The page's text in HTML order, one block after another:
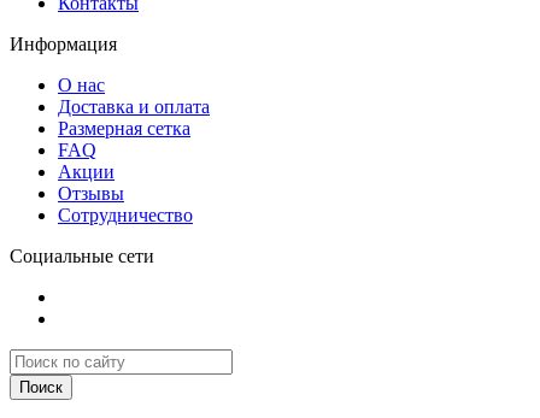
Информация
О нас
Доставка и оплата
Размерная сетка
FAQ
Акции
Отзывы
Сотрудничество
Социальные сети
Поиск